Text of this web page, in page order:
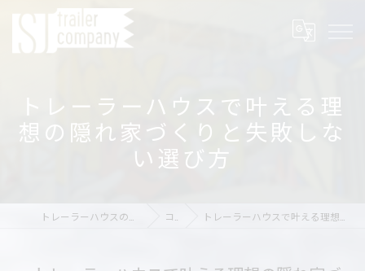
トレーラーハウスで叶える理
想の隠れ家づくりと失敗しな
い選び方
コラム トレーラーハウスで叶える理想の隠れ家づくりと失敗しない選び方